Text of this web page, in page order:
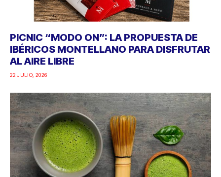
PICNIC “MODO ON”: LA PROPUESTA DE
IBÉRICOS MONTELLANO PARA DISFRUTAR
AL AIRE LIBRE
22 JULIO, 2026